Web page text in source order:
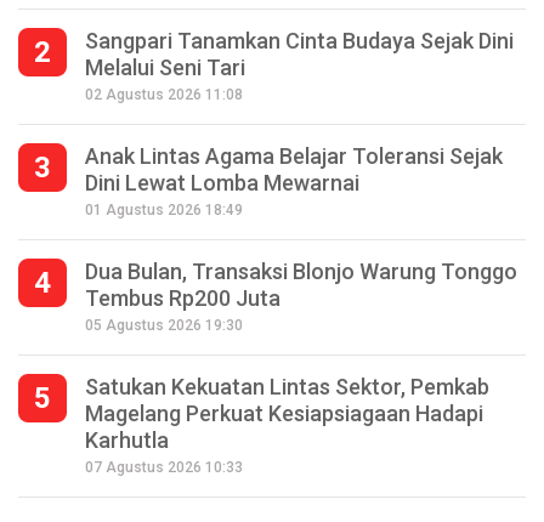
2
Sangpari Tanamkan Cinta Budaya Sejak Dini
Melalui Seni Tari
02 Agustus 2026 11:08
3
Anak Lintas Agama Belajar Toleransi Sejak
Dini Lewat Lomba Mewarnai
01 Agustus 2026 18:49
4
Dua Bulan, Transaksi Blonjo Warung Tonggo
Tembus Rp200 Juta
05 Agustus 2026 19:30
5
Satukan Kekuatan Lintas Sektor, Pemkab
Magelang Perkuat Kesiapsiagaan Hadapi
Karhutla
07 Agustus 2026 10:33
Seperempat Abad Perhelatan Festival
Lima Gunung XXV Kobarkan Semangat